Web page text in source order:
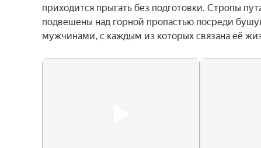
приходится прыгать без подготовки. Стропы
подвешены над горной пропастью посреди
мужчинами, с каждым из которых связана её